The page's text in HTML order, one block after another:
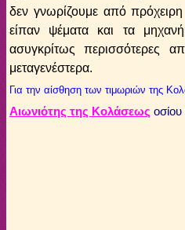
δεν γνωρίζουμε από
είπαν ψέματα και τα
ασυγκρίτως περισσότερες
μεταγενέστερα.
Για την αίσθηση των τιμωριών της
Αιωνιότης της Κολάσεως